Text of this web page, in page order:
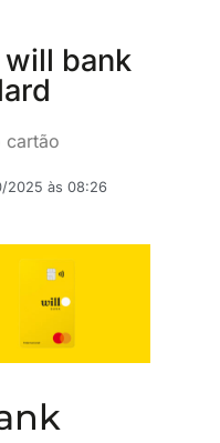
bank
cartão
2025 às 08:26